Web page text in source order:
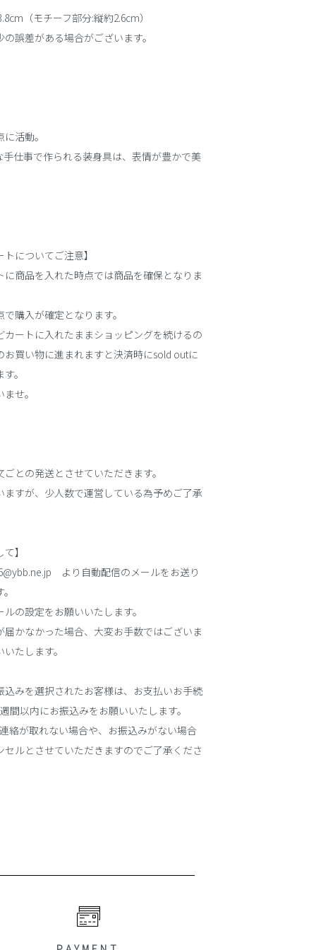
（モチーフ部分:縦約2.6cm）
誤差がある場合がございます。
活動。
手仕事で作られる装身具は、表情が豊かで美
トについてご注意】
に商品を入れた時点では商品を確保となりま
購入が確定となります。
カートに入れたままショッピングを続けるの
お買い物に進まれますと決済時にsold outに
。
せ。
との発送とさせていただきます。
ますが、少人数で運営している為予めご了承
】
より自動配信のメールをお送り
の設定をお願いいたします。
届かなかった場合、大変お手数ではございま
たします。
込みを選択されたお客様は、お支払いお手続
間以内にお振込みをお願いいたします。
絡が取れない場合や、お振込みがない場合
セルとさせていただきますのでご了承くださ